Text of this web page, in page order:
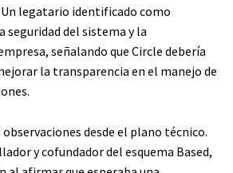
legatario identificado como
seguridad del sistema y la
señalando que Circle debería
la transparencia en el manejo de
desde el plano técnico.
y cofundador del esquema Based,